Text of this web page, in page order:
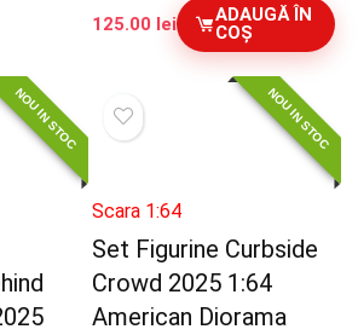
125.00 lei
ADAUGĂ ÎN
COȘ
NOU IN STOC NOU IN STOC
Scara 1:64
Set Figurine Curbside
Crowd 2025 1:64
American Diorama